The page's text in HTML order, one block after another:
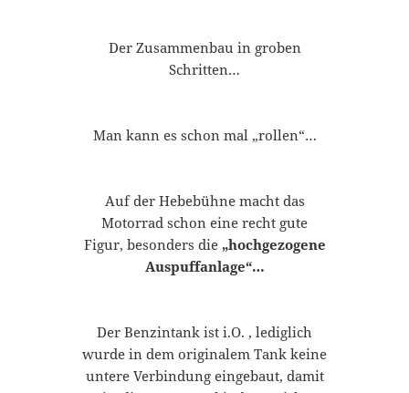
Der Zusammenbau in groben
Schritten…
Man kann es schon mal „rollen“…
Auf der Hebebühne macht das
Motorrad schon eine recht gute
Figur, besonders die „hochgezogene
Auspuffanlage“…
Der Benzintank ist i.O. , lediglich
wurde in dem originalem Tank keine
untere Verbindung eingebaut, damit